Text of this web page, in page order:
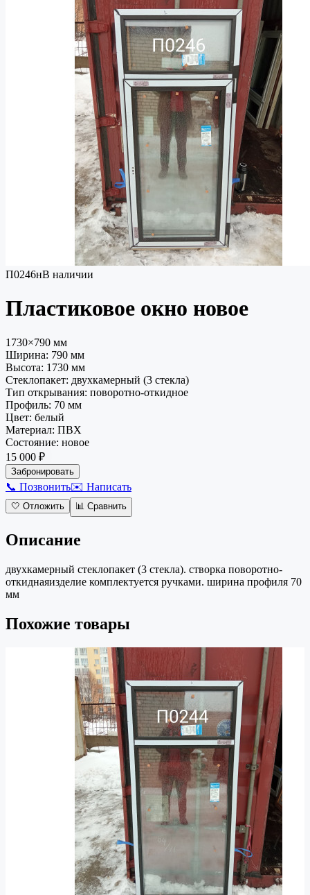
П0246нВ наличии
Пластиковое окно новое
1730×790 мм
Ширина: 790 мм
Высота: 1730 мм
Стеклопакет: двухкамерный (3 стекла)
Тип открывания: поворотно-откидное
Профиль: 70 мм
Цвет: белый
Материал: ПВХ
Состояние: новое
15 000 ₽
Забронировать
📞 Позвонить✉️ Написать
🤍 Отложить 📊 Сравнить
Описание
двухкамерный стеклопакет (3 стекла). створка поворотно-
откиднаяизделие комплектуется ручками. ширина профиля 70
мм
Похожие товары